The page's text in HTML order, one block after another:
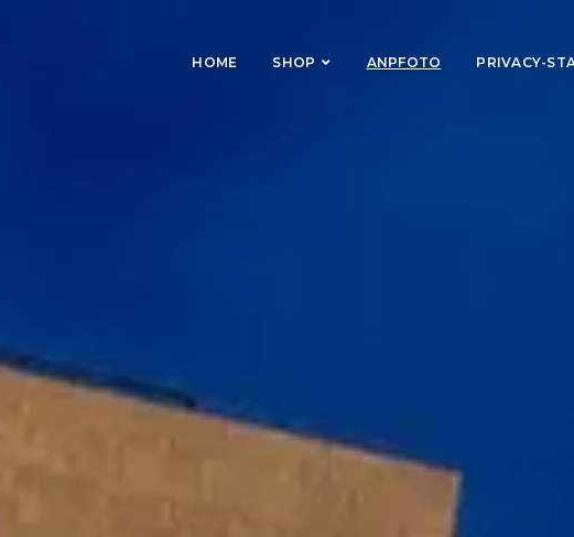
HOME SHOP ANPFOTO PRIVACY-